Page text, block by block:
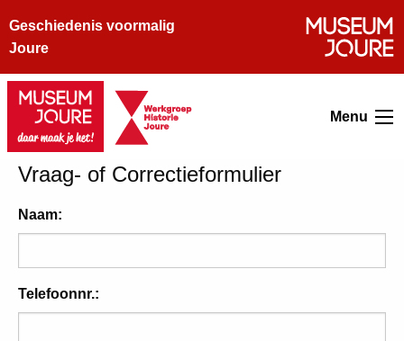
Geschiedenis voormalig
Joure
Menu
Vraag- of Correctieformulier
Naam:
Telefoonnr.: